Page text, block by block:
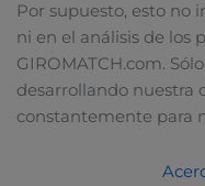
Por supuesto, esto no
ni en el análisis de los
GIROMATCH.com.
desarrollando nuestra
constantemente para